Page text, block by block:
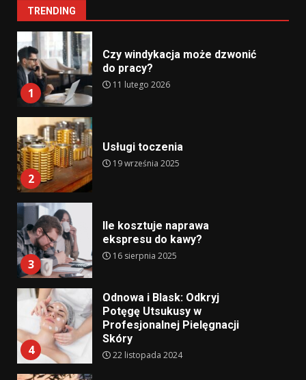
TRENDING
1
Czy windykacja może dzwonić
do pracy?
11 lutego 2026
2
Usługi toczenia
19 września 2025
3
Ile kosztuje naprawa
ekspresu do kawy?
16 sierpnia 2025
4
Odnowa i Blask: Odkryj
Potęgę Utsukusy w
Profesjonalnej Pielęgnacji
Skóry
22 listopada 2024